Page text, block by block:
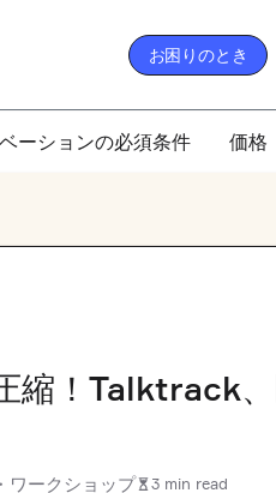
お困りのとき
ーションの必須条件 価格
縮！Talktrack
ワークショップ 3 min read